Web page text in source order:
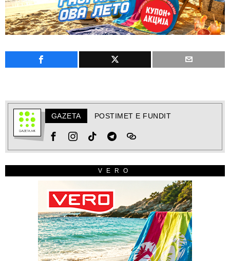
GAZETA POSTIMET E FUNDIT
VERO